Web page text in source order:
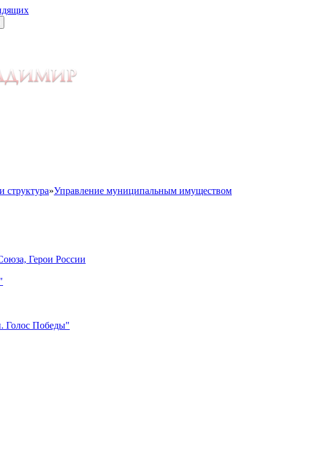
структура»Управление муниципальным имуществом
Герои России
Голос Победы"